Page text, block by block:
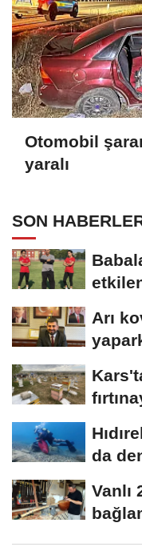
Otomobil
yaralı
SON
Arı
da
Vanlı